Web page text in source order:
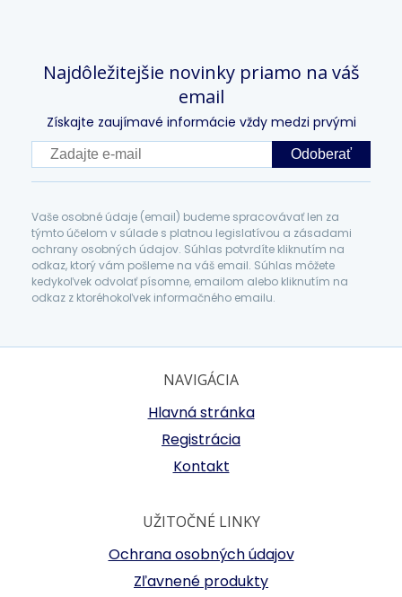
Najdôležitejšie novinky priamo na váš
email
Získajte zaujímavé informácie vždy medzi prvými
Odoberať
Vaše osobné údaje (email) budeme spracovávať len za
týmto účelom v súlade s platnou legislatívou a zásadami
ochrany osobných údajov. Súhlas potvrdíte kliknutím na
odkaz, ktorý vám pošleme na váš email. Súhlas môžete
kedykoľvek odvolať písomne, emailom alebo kliknutím na
odkaz z ktoréhokoľvek informačného emailu.
NAVIGÁCIA
Hlavná stránka
Registrácia
Kontakt
UŽITOČNÉ LINKY
Ochrana osobných údajov
Zľavnené produkty